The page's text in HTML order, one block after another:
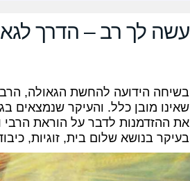
עשה לך רב – הדרך
בשיחה הידועה להחשת הגאולה,
שאינו מובן כלל. והעיקר שנמצאים
את ההזדמנות לדבר על הוראת הרבי
בעיקר בנושא שלום בית, זוגיות,